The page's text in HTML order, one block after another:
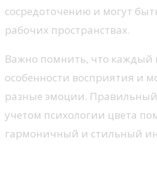
сосредоточению и могут
рабочих пространствах.
Важно помнить, что каждый
особенности восприятия и
разные эмоции.
учетом психологии цвета
гармоничный и стильный